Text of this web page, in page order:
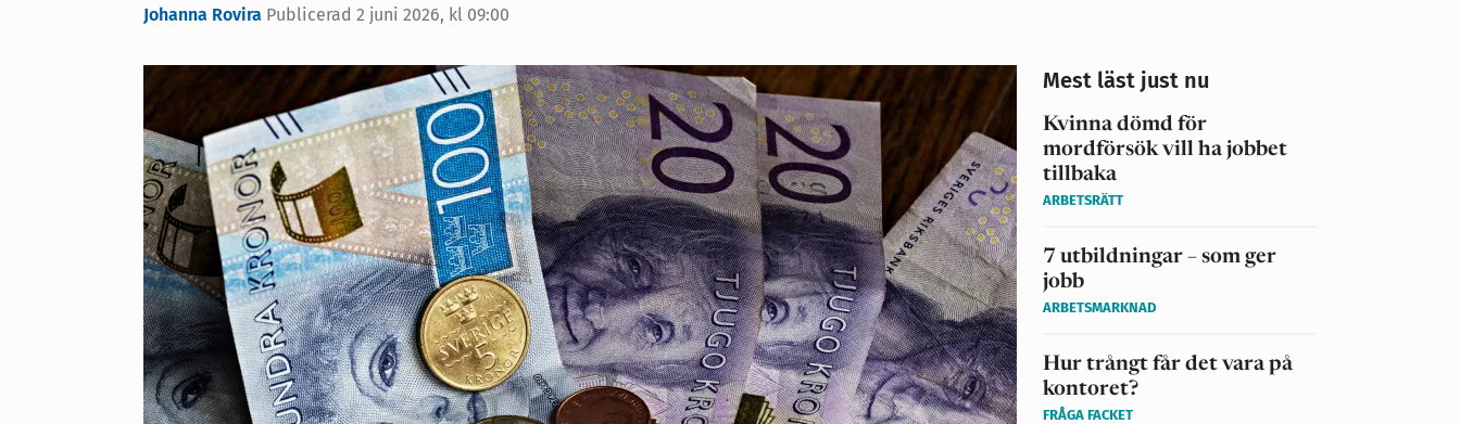
Johanna Rovira Publicerad 2 juni 2026, kl 09:00
Mest läst just nu
Kvinna dömd för
mordförsök vill ha jobbet
tillbaka
ARBETSRÄTT
7 utbildningar – som ger
jobb
ARBETSMARKNAD
Hur trångt får det vara på
kontoret?
FRÅGA FACKET